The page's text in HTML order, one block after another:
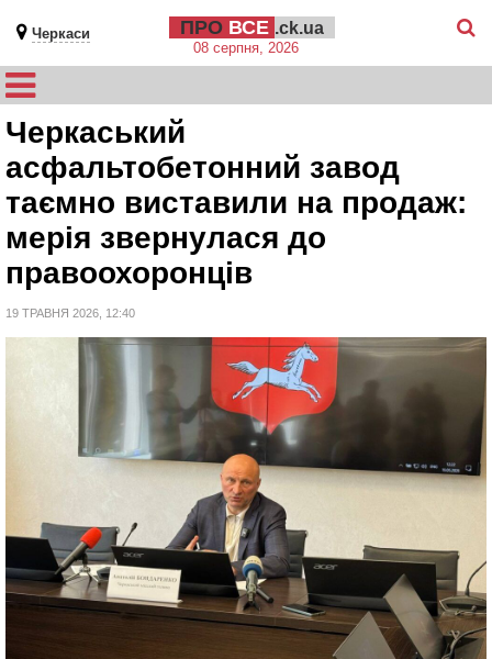
Черкаси ПРО ВСЕ .ck.ua
08 серпня, 2026
Черкаський
асфальтобетонний завод
таємно виставили на продаж:
мерія звернулася до
правоохоронців
19 ТРАВНЯ 2026, 12:40